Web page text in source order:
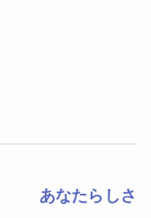
あなたらしさ